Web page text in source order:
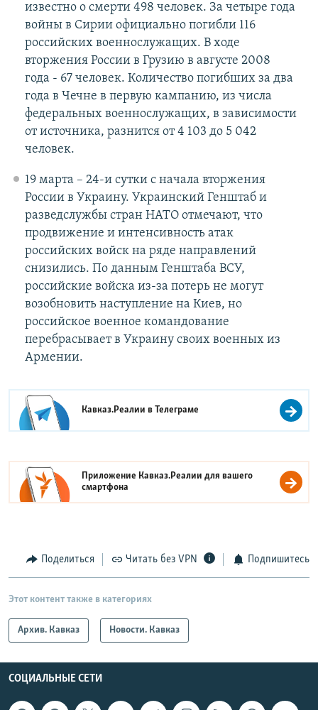
известно о смерти 498 человек. За четыре года
войны в Сирии официально погибли 116
российских военнослужащих. В ходе
вторжения России в Грузию в августе 2008
года - 67 человек. Количество погибших за два
года в Чечне в первую кампанию, из числа
федеральных военнослужащих, в зависимости
от источника, разнится от 4 103 до 5 042
человек.
19 марта – 24-и сутки с начала вторжения
России в Украину. Украинский Генштаб и
разведслужбы стран НАТО отмечают, что
продвижение и интенсивность атак
российских войск на ряде направлений
снизились. По данным Генштаба ВСУ,
российские войска из-за потерь не могут
возобновить наступление на Киев, но
российское военное командование
перебрасывает в Украину своих военных из
Армении.
Кавказ.Реалии вТелеграме
Приложение Кавказ.Реалии для вашего
смартфона
Поделиться Читать без VPN Подпишитесь
Этот контент также в категориях
Архив. Кавказ Новости. Кавказ
СОЦИАЛЬНЫЕ СЕТИ